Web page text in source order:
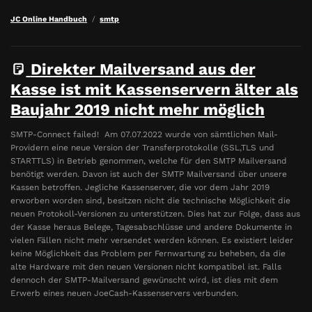
JC Online Handbuch smtp
Direkter Mailversand aus der
Kasse ist mit Kassenservern älter als
Baujahr 2019 nicht mehr möglich
SMTP-Connect failed! Am 07.07.2022 wurde von sämtlichen Mail-
Providern eine neue Version der Transferprotokolle (SSL,TLS und
STARTTLS) in Betrieb genommen, welche für den SMTP Mailversand
benötigt werden. Davon ist auch der SMTP Mailversand über unsere
Kassen betroffen. Jegliche Kassenserver, die vor dem Jahr 2019
erworben worden sind, besitzen nicht die technische Möglichkeit die
neuen Protokoll-Versionen zu unterstützen. Dies hat zur Folge, dass aus
der Kasse heraus Belege, Tagesabschlüsse und andere Dokumente in
vielen Fällen nicht mehr versendet werden können. Es existiert leider
keine Möglichkeit das Problem per Fernwartung zu beheben, da die
alte Hardware mit den neuen Versionen nicht kompatibel ist. Falls
dennoch der SMTP-Mailversand gewünscht wird, ist dies mit dem
Erwerb eines neuen JoeCash-Kassenservers verbunden.